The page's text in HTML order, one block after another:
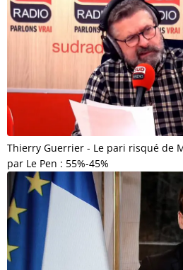
Thierry Guerrier - Le pari risqué de
par Le Pen : 55%-45%